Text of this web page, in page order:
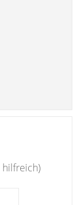
hilfreich)